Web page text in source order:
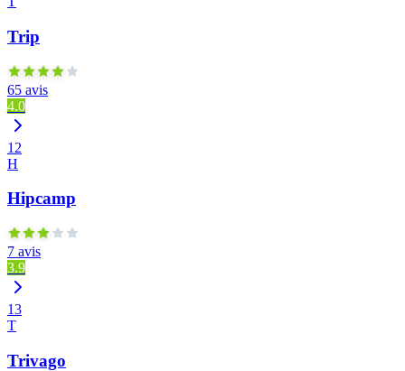
Trip
65 avis
4.0
12
H
Hipcamp
7 avis
3.9
13
T
Trivago